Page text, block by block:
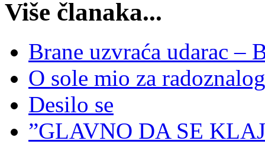
Više članaka...
Brane uzvraća udarac –
O sole mio za
Desilo se
”GLAVNO DA SE